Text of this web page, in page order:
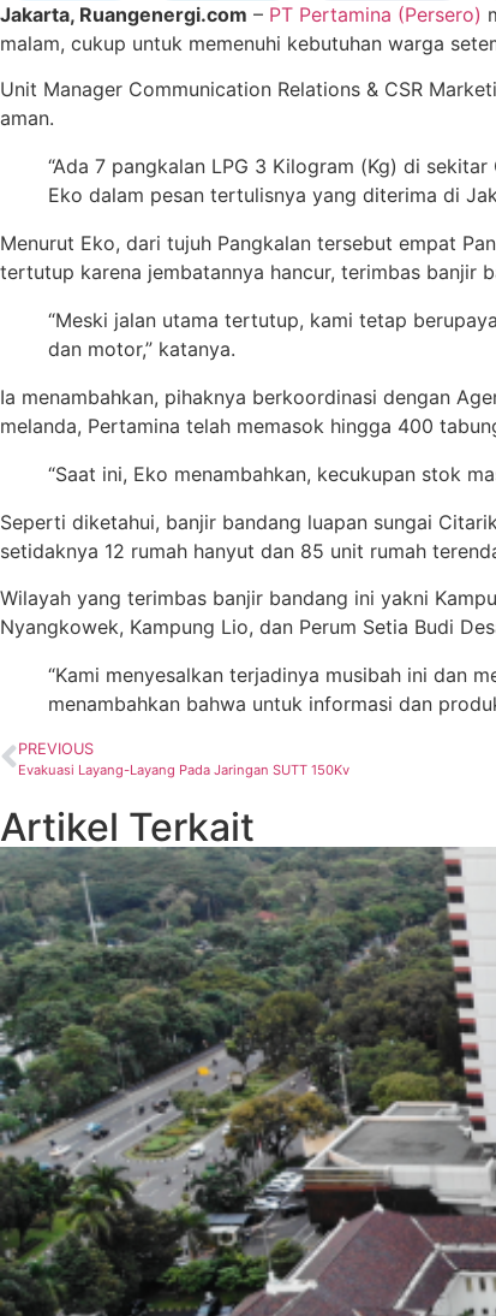
Jakarta, Ruangenergi.com – PT Pertamina (Persero)
malam, cukup untuk memenuhi kebutuhan warga
Unit Manager Communication Relations & CSR
aman.
“Ada 7 pangkalan LPG 3 Kilogram (Kg) di
Eko dalam pesan tertulisnya yang diterima di
Menurut Eko, dari tujuh Pangkalan tersebut empat
tertutup karena jembatannya hancur, terimbas banjir
“Meski jalan utama tertutup, kami tetap
dan motor,” katanya.
Ia menambahkan, pihaknya berkoordinasi dengan
melanda, Pertamina telah memasok hingga 400
“Saat ini, Eko menambahkan, kecukupan stok
Seperti diketahui, banjir bandang luapan sungai
setidaknya 12 rumah hanyut dan 85 unit rumah
Wilayah yang terimbas banjir bandang ini yakni
Nyangkowek, Kampung Lio, dan Perum Setia Budi
“Kami menyesalkan terjadinya musibah ini dan
menambahkan bahwa untuk informasi dan
PREVIOUS
Evakuasi Layang-Layang Pada Jaringan SUTT 150Kv
Artikel Terkait